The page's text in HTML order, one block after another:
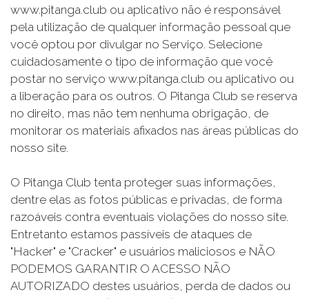
www.pitanga.club ou aplicativo não é responsável
pela utilização de qualquer informação pessoal que
você optou por divulgar no Serviço. Selecione
cuidadosamente o tipo de informação que você
postar no serviço www.pitanga.club ou aplicativo ou
a liberação para os outros. O Pitanga Club se reserva
no direito, mas não tem nenhuma obrigação, de
monitorar os materiais afixados nas áreas públicas do
nosso site.
O Pitanga Club tenta proteger suas informações,
dentre elas as fotos públicas e privadas, de forma
razoáveis contra eventuais violações do nosso site.
Entretanto estamos passíveis de ataques de
"Hacker" e "Cracker" e usuários maliciosos e NÃO
PODEMOS GARANTIR O ACESSO NÃO
AUTORIZADO destes usuários, perda de dados ou